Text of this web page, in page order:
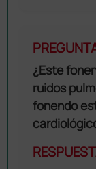
¿Este
ruidos
fonendo